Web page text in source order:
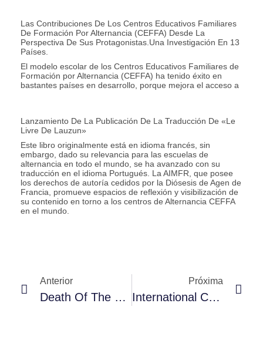
Las Contribuciones De Los Centros Educativos Familiares
De Formación Por Alternancia (CEFFA) Desde La
Perspectiva De Sus Protagonistas.Una Investigación En 13
Países.
El modelo escolar de los Centros Educativos Familiares de
Formación por Alternancia (CEFFA) ha tenido éxito en
bastantes países en desarrollo, porque mejora el acceso a
Lanzamiento De La Publicación De La Traducción De «Le
Livre De Lauzun»
Este libro originalmente está en idioma francés, sin
embargo, dado su relevancia para las escuelas de
alternancia en todo el mundo, se ha avanzado con su
traducción en el idioma Portugués. La AIMFR, que posee
los derechos de autoría cedidos por la Diósesis de Agen de
Francia, promueve espacios de reflexión y visibilización de
su contenido en torno a los centros de Alternancia CEFFA
en el mundo.
Anterior
Death Of The Former Secretary Of The AIMFR – Mireille Gavet
Próxima
International Colloquium At The University Of Sherbrooke (Canada)